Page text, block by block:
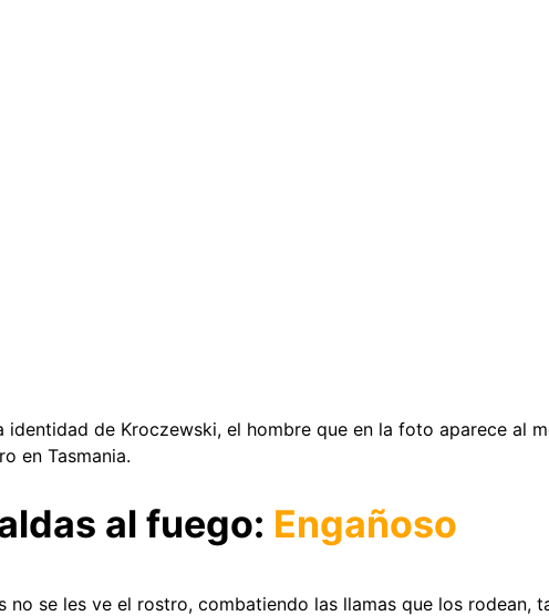
identidad de Kroczewski, el hombre que en la foto aparece al
en Tasmania.
al fuego: Engañoso
se les ve el rostro, combatiendo las llamas que los rodean,